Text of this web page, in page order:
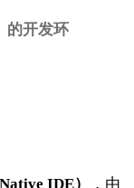
的开发环
IDE）
，由